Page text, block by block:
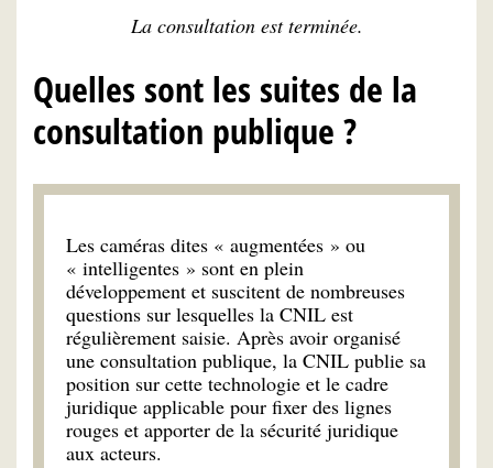
La consultation est terminée.
Quelles sont les suites de la
consultation publique ?
Les caméras dites « augmentées » ou
« intelligentes » sont en plein
développement et suscitent de nombreuses
questions sur lesquelles la CNIL est
régulièrement saisie. Après avoir organisé
une consultation publique, la CNIL publie sa
position sur cette technologie et le cadre
juridique applicable pour fixer des lignes
rouges et apporter de la sécurité juridique
aux acteurs.